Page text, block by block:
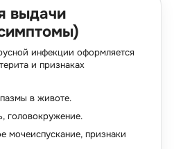
выдачи
инфекции оформляется
и признаках
в животе.
головокружение.
мочеиспускание, признаки